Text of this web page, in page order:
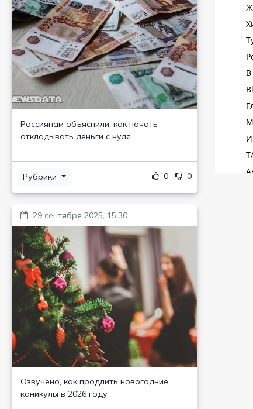
Россиянам объяснили, как начать
откладывать деньги с нуля
Рубрики 0 0
29 сентября 2025, 15:30
Озвучено, как продлить новогодние
каникулы в 2026 году